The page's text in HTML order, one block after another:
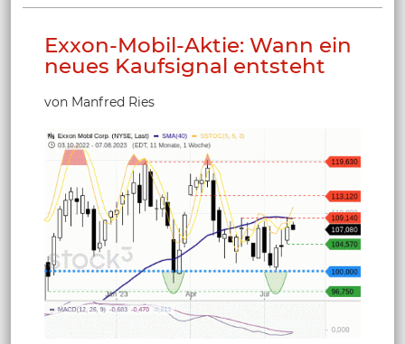
Exxon-Mobil-Aktie: Wann ein
neues Kaufsignal entsteht
von Manfred Ries